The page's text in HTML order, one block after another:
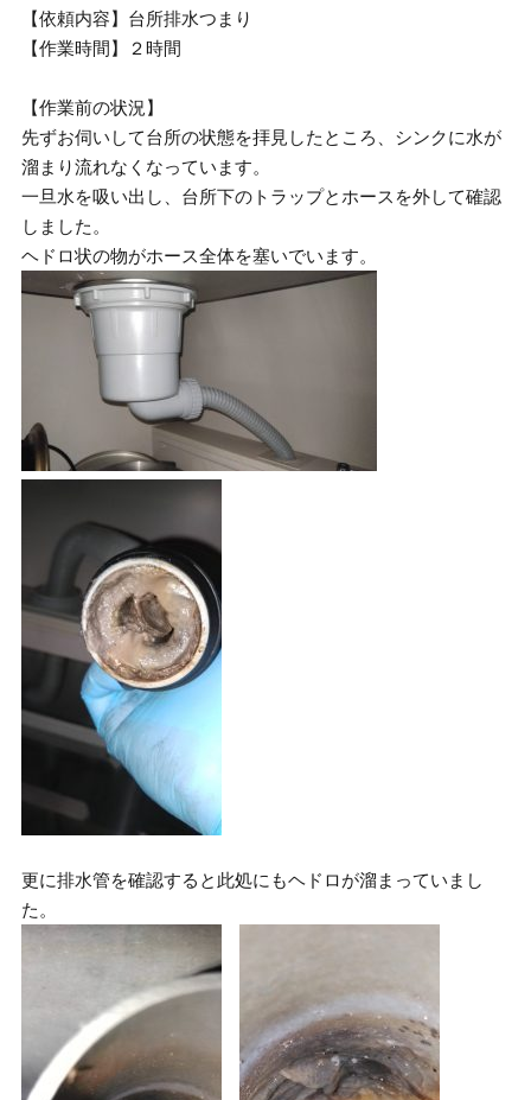
【依頼内容】台所排水つまり
【作業時間】２時間
【作業前の状況】
先ずお伺いして台所の状態を拝見したところ、シンクに水が
溜まり流れなくなっています。
一旦水を吸い出し、台所下のトラップとホースを外して確認
しました。
ヘドロ状の物がホース全体を塞いでいます。
更に排水管を確認すると此処にもヘドロが溜まっていまし
た。